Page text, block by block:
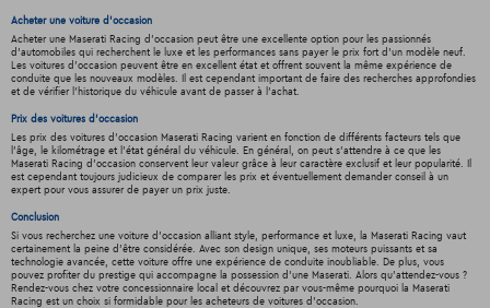
Acheter une voiture d'occasion
Acheter une Maserati Racing d'occasion peut être une excellente option pour les passionnés
d'automobiles qui recherchent le luxe et les performances sans payer le prix fort d'un modèle neuf.
Les voitures d'occasion peuvent être en excellent état et offrent souvent la même expérience de
conduite que les nouveaux modèles. Il est cependant important de faire des recherches approfondies
et de vérifier l'historique du véhicule avant de passer à l'achat.
Prix des voitures d'occasion
Les prix des voitures d'occasion Maserati Racing varient en fonction de différents facteurs tels que
l'âge, le kilométrage et l'état général du véhicule. En général, on peut s'attendre à ce que les
Maserati Racing d'occasion conservent leur valeur grâce à leur caractère exclusif et leur popularité. Il
est cependant toujours judicieux de comparer les prix et éventuellement demander conseil à un
expert pour vous assurer de payer un prix juste.
Conclusion
Si vous recherchez une voiture d'occasion alliant style, performance et luxe, la Maserati Racing vaut
certainement la peine d'être considérée. Avec son design unique, ses moteurs puissants et sa
technologie avancée, cette voiture offre une expérience de conduite inoubliable. De plus, vous
pouvez profiter du prestige qui accompagne la possession d'une Maserati. Alors qu'attendez-vous ?
Rendez-vous chez votre concessionnaire local et découvrez par vous-même pourquoi la Maserati
Racing est un choix si formidable pour les acheteurs de voitures d'occasion.